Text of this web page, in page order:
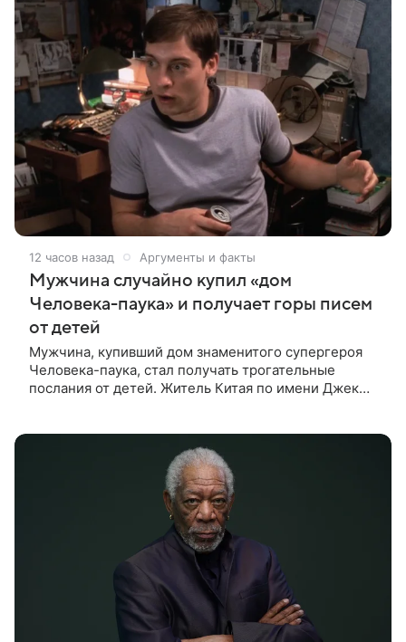
12 часов назад Аргументы и факты
Мужчина случайно купил «дом
Человека-паука» и получает горы писем
от детей
Мужчина, купивший дом знаменитого супергероя
Человека-паука, стал получать трогательные
послания от детей. Житель Китая по имени Джек